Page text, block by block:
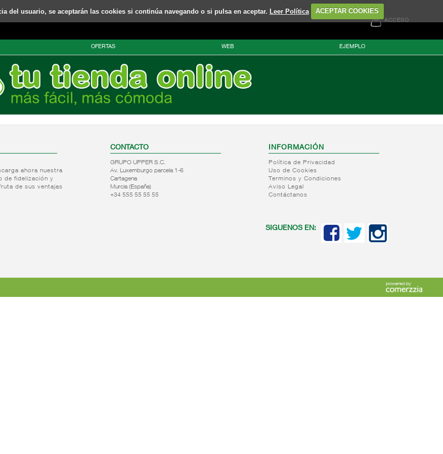
del usuario, se aceptarán las cookies si continúa navegando o si pulsa en aceptar. Leer Política ACEPTAR COOKIES
ACCESO
OFERTAS WEB EJEMPLO
ahora nuestra
de fidelización y
de sus ventajas
CONTACTO
GRUPO UPPER S.C.
Av. Luxemburgo parcela 1-6
Cartagena
Murcia (España)
+34 555 55 55 55
INFORMACIÓN
Política de Privacidad
Uso de Cookies
Terminos y Condiciones
Aviso Legal
Contáctanos
SIGUENOS EN: